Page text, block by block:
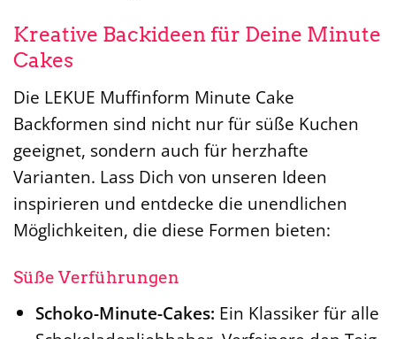
Kreative Backideen für Deine Minute
Cakes
Die LEKUE Muffinform Minute Cake
Backformen sind nicht nur für süße Kuchen
geeignet, sondern auch für herzhafte
Varianten. Lass Dich von unseren Ideen
inspirieren und entdecke die unendlichen
Möglichkeiten, die diese Formen bieten:
Süße Verführungen
Schoko-Minute-Cakes: Ein Klassiker für alle